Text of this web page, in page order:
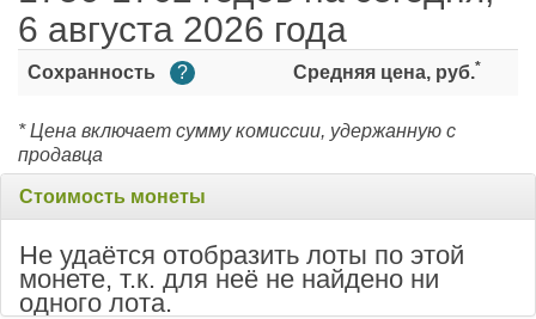
6 августа 2026 года
Сохранность ? Средняя цена, руб.*
* Цена включает сумму комиссии, удержанную с
продавца
Стоимость монеты
Не удаётся отобразить лоты по этой
монете, т.к. для неё не найдено ни
одного лота.